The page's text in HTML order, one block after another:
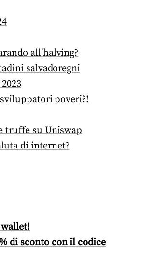
all’halving?
salvadoregni
poveri?!
truffe su Uniswap
di internet?
di sconto con il codice